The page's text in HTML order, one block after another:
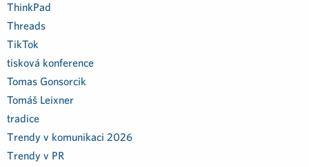
ThinkPad
Threads
TikTok
tisková konference
Tomas Gonsorcik
Tomáš Leixner
tradice
Trendy v komunikaci 2026
Trendy v PR